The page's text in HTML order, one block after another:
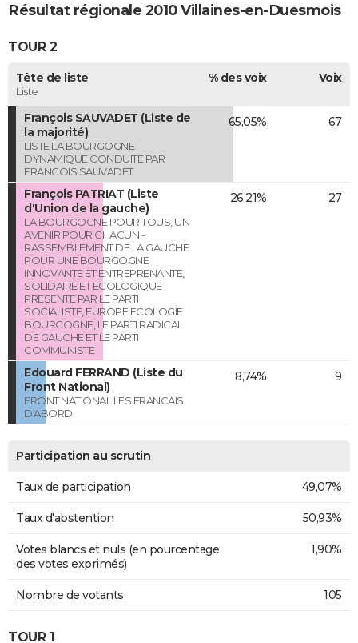
Résultat régionale 2010 Villaines-en-Duesmois
TOUR 2
Tête de liste
Liste
% des voix Voix
François SAUVADET (Liste de
la majorité)
LISTE LA BOURGOGNE
DYNAMIQUE CONDUITE PAR
FRANCOIS SAUVADET
65,05% 67
François PATRIAT (Liste
d'Union de la gauche)
LA BOURGOGNE POUR TOUS, UN
AVENIR POUR CHACUN -
RASSEMBLEMENT DE LA GAUCHE
POUR UNE BOURGOGNE
INNOVANTE ET ENTREPRENANTE,
SOLIDAIRE ET ECOLOGIQUE
PRESENTE PAR LE PARTI
SOCIALISTE, EUROPE ECOLOGIE
BOURGOGNE, LE PARTI RADICAL
DE GAUCHE ET LE PARTI
COMMUNISTE
26,21% 27
Edouard FERRAND (Liste du
Front National)
FRONT NATIONAL LES FRANCAIS
D'ABORD
8,74% 9
Participation au scrutin
Taux de participation 49,07%
Taux d'abstention 50,93%
Votes blancs et nuls (en pourcentage
des votes exprimés)
1,90%
Nombre de votants 105
TOUR 1